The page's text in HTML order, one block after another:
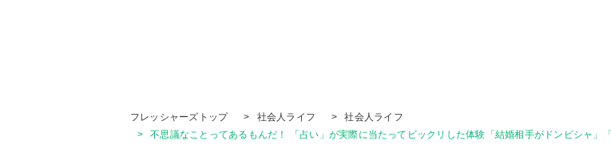
フレッシャーズトップ > 社会人ライフ >
社会人ライフ
>
不思議なことってあるもんだ！ 「占い」が実際に当たってビックリした体験「結婚相手がドンピシャ」「